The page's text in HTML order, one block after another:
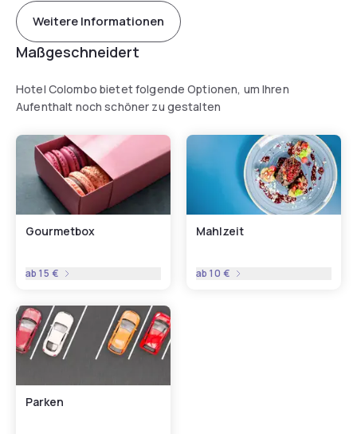
Weitere Informationen
Maßgeschneidert
Hotel Colombo bietet folgende Optionen, um Ihren
Aufenthalt noch schöner zu gestalten
Gourmetbox
ab15 €
Mahlzeit
ab10 €
Parken